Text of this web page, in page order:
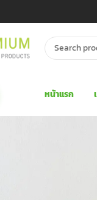
หน้าแรก